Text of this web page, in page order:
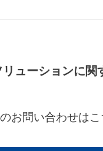
ューションに関
お問い合わせはこ